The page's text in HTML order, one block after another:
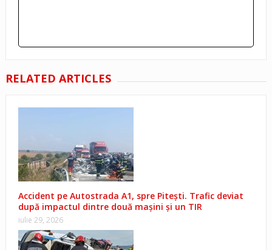
RELATED ARTICLES
Accident pe Autostrada A1, spre Pitești. Trafic deviat
după impactul dintre două mașini și un TIR
iulie 29, 2026